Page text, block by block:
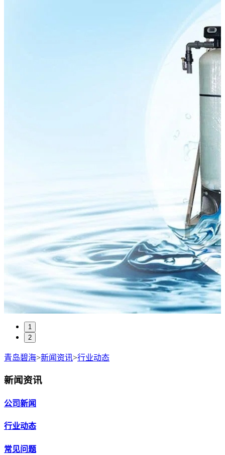
1
2
青岛碧海>新闻资讯>行业动态
新闻资讯
公司新闻
行业动态
常见问题